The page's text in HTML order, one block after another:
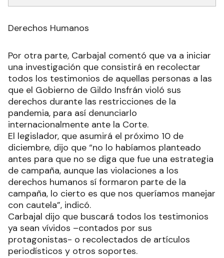
Derechos Humanos
Por otra parte, Carbajal comentó que va a iniciar
una investigación que consistirá en recolectar
todos los testimonios de aquellas personas a las
que el Gobierno de Gildo Insfrán violó sus
derechos durante las restricciones de la
pandemia, para así denunciarlo
internacionalmente ante la Corte.
El legislador, que asumirá el próximo 10 de
diciembre, dijo que “no lo habíamos planteado
antes para que no se diga que fue una estrategia
de campaña, aunque las violaciones a los
derechos humanos sí formaron parte de la
campaña, lo cierto es que nos queríamos manejar
con cautela”, indicó.
Carbajal dijo que buscará todos los testimonios
ya sean vívidos –contados por sus
protagonistas- o recolectados de artículos
periodísticos y otros soportes.